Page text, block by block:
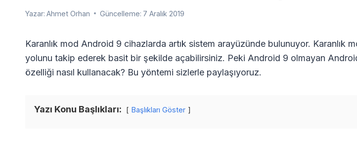
Yazar: Ahmet Orhan Güncelleme: 7 Aralık 2019
Karanlık mod Android 9 cihazlarda artık sistem arayüzünde bulunuyor. Karanlık
yolunu takip ederek basit bir şekilde açabilirsiniz. Peki Android 9 olmayan
özelliği nasıl kullanacak? Bu yöntemi sizlerle paylaşıyoruz.
Yazı Konu Başlıkları: Başlıkları Göster